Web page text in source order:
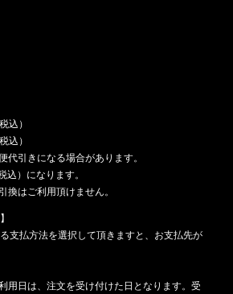
込）
込）
引きになる場合があります。
）になります。
はご利用頂けません。
支払方法を選択して頂きますと、お支払先が
用日は、注文を受け付けた日となります。受